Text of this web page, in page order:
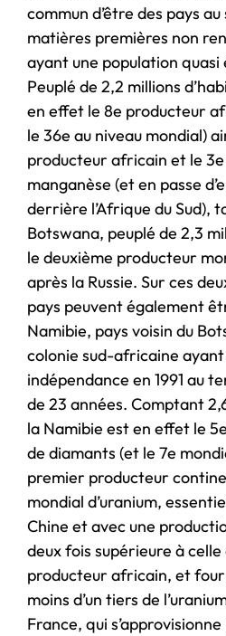
commun d’être des pays
matières premières non
ayant une population quasi
Peuplé de 2,2 millions
en effet le 8e producteur
le 36e au niveau mondial)
producteur africain et le
manganèse (et en passe
derrière l’Afrique du Sud),
Botswana, peuplé de 2,3
le deuxième producteur
après la Russie. Sur ces
pays peuvent également
Namibie, pays voisin du
colonie sud-africaine
indépendance en 1991 au
de 23 années. Comptant
la Namibie est en effet le
de diamants (et le 7e
premier producteur
mondial d’uranium,
Chine et avec une
deux fois supérieure à
producteur africain, et
moins d’un tiers de
France, qui